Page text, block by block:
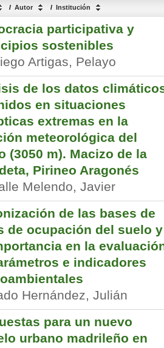
/ Autor / Institución
participativa y
sostenibles
Artigas, Pelayo
de los datos
en situaciones
extremas en la
meteorológica del
(3050 m). Macizo de la
Pirineo Aragonés
Melendo, Javier
de las bases de
de ocupación del suelo y
en la
e indicadores
Hernández, Julián
para un nuevo
urbano madrileño en